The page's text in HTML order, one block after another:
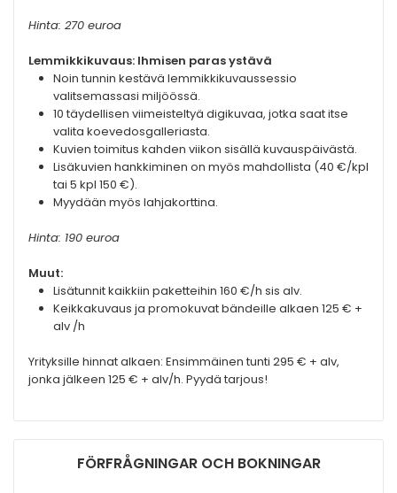
Hinta: 270 euroa
Lemmikkikuvaus: Ihmisen paras ystävä
Noin tunnin kestävä lemmikkikuvaussessio
valitsemassasi miljöössä.
10 täydellisen viimeisteltyä digikuvaa, jotka saat itse
valita koevedosgalleriasta.
Kuvien toimitus kahden viikon sisällä kuvauspäivästä.
Lisäkuvien hankkiminen on myös mahdollista (40 €/kpl
tai 5 kpl 150 €).
Myydään myös lahjakorttina.
Hinta: 190 euroa
Muut:
Lisätunnit kaikkiin paketteihin 160 €/h sis alv.
Keikkakuvaus ja promokuvat bändeille alkaen 125 € +
alv /h
Yrityksille hinnat alkaen: Ensimmäinen tunti 295 € + alv,
jonka jälkeen 125 € + alv/h. Pyydä tarjous!
FÖRFRÅGNINGAR OCH BOKNINGAR